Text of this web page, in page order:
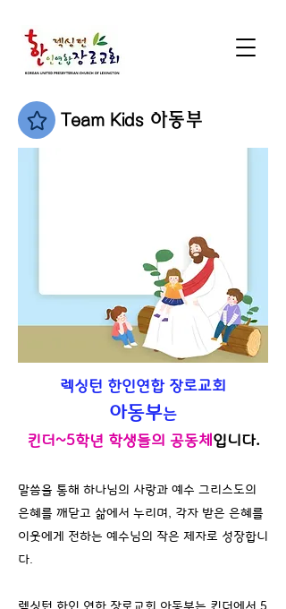
Team Kids 아동부
렉싱턴 한인연합 장로교회
아동부는
킨더~5학년 학생들의 공동체입니다.
말씀을 통해 하나님의 사랑과 예수 그리스도의
은혜를 깨닫고 삶에서 누리며, 각자 받은 은혜를
이웃에게 전하는 예수님의 작은 제자로 성장합니
다.
렉싱턴 한인 연합 장로교회 아동부는 킨더에서 5